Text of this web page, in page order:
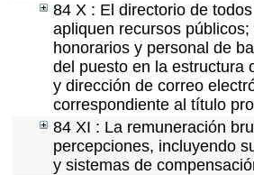
84 X : El directorio de
apliquen recursos
honorarios y personal de
del puesto en la estructura
y dirección de correo
correspondiente al título
84 XI : La remuneración
percepciones, incluyendo
y sistemas de